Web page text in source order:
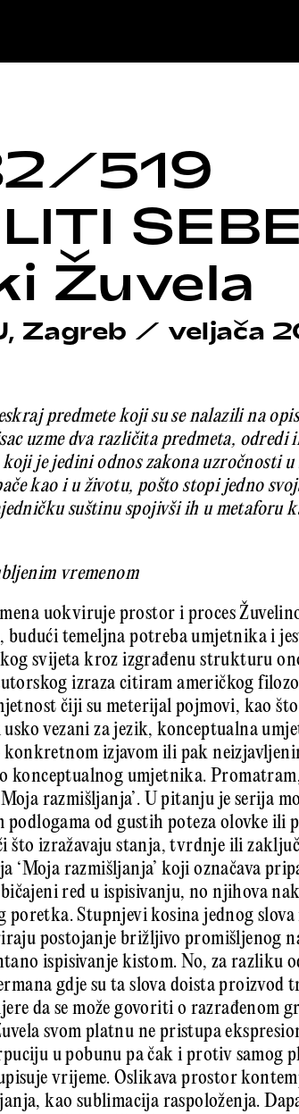
519
SEBE
Žuvela
Zagreb / veljača
predmete koji su se nalazili na
uzme dva različita predmeta, odredi
je jedini odnos zakona uzročnosti
kao i u životu, pošto stopi jedno
suštinu spojivši ih u metaforu
vremenom
uokviruje prostor i proces
temeljna potreba umjetnika i
svijeta kroz izgrađenu strukturu
izraza citiram američkog
čiji su meterijal pojmovi, kao
vezani za jezik, konceptualna
izjavom ili pak
konceptualnog umjetnika.
razmišljanja’. U pitanju je serija
od gustih poteza olovke ili
što izražavaju stanja, tvrdnje ili
razmiš­ljanja’ koji označava
red u ispisivanju, no njihova
poretka. Stupnjevi kosina jednog
postojanje brižljivo promišljenog
ispisivanje kistom. No, za razliku
gdje su ta slova doista proizvod
da se može govoriti o razrađenom
svom platnu ne pristupa
u pobunu pa čak i protiv samog
vrijeme. Oslikava prostor
kao sublimacija raspoloženja.